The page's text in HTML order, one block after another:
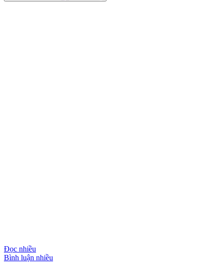
Đọc nhiều
Bình luận nhiều